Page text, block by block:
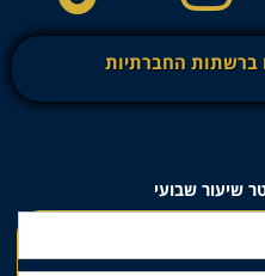
ברשתות החברתיות
שיעור שבועי